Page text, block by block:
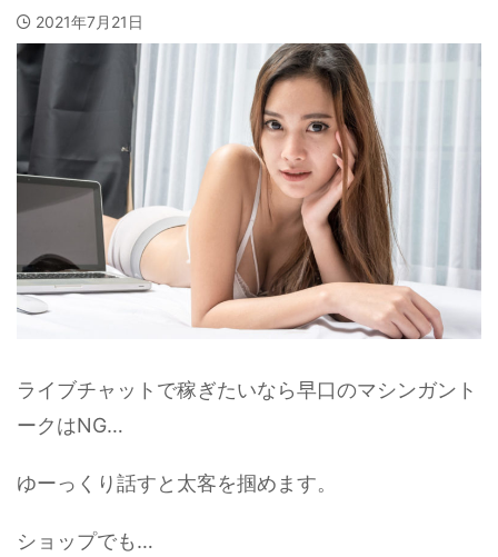
2021年7月21日
ライブチャットで稼ぎたいなら早口のマシンガント
ークはNG…
ゆーっくり話すと太客を掴めます。
ショップでも…